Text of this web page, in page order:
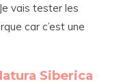
vais tester les
car c’est une
Siberica